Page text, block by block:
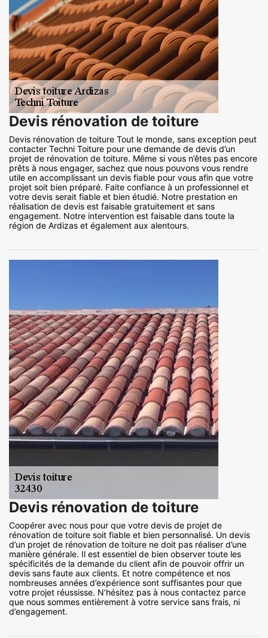
Devis rénovation de toiture
Devis rénovation de toiture Tout le monde, sans exception peut
contacter Techni Toiture pour une demande de devis d’un
projet de rénovation de toiture. Même si vous n’êtes pas encore
prêts à nous engager, sachez que nous pouvons vous rendre
utile en accomplissant un devis fiable pour vous afin que votre
projet soit bien préparé. Faite confiance à un professionnel et
votre devis serait fiable et bien étudié. Notre prestation en
réalisation de devis est faisable gratuitement et sans
engagement. Notre intervention est faisable dans toute la
région de Ardizas et également aux alentours.
Devis rénovation de toiture
Coopérer avec nous pour que votre devis de projet de
rénovation de toiture soit fiable et bien personnalisé. Un devis
d’un projet de rénovation de toiture ne doit pas réaliser d’une
manière générale. Il est essentiel de bien observer toute les
spécificités de la demande du client afin de pouvoir offrir un
devis sans faute aux clients. Et notre compétence et nos
nombreuses années d’expérience sont suffisantes pour que
votre projet réussisse. N’hésitez pas à nous contactez parce
que nous sommes entièrement à votre service sans frais, ni
d’engagement.